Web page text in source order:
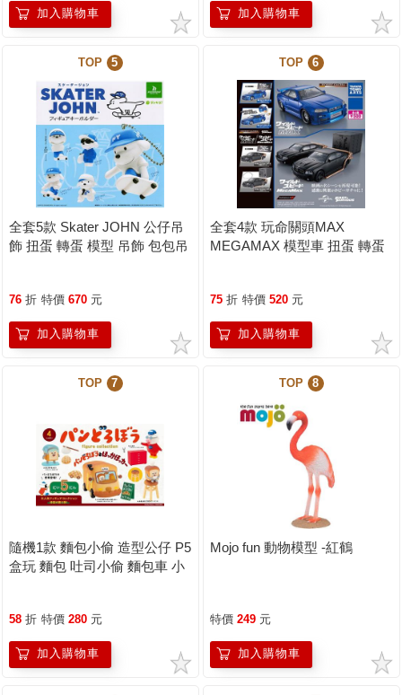
加入購物車 加入購物車
TOP 5
全套5款 Skater JOHN 公仔吊
飾 扭蛋 轉蛋 模型 吊飾 包包吊
76 折 特價 670 元
加入購物車
TOP 6
全套4款 玩命關頭MAX
MEGAMAX 模型車 扭蛋 轉蛋
75 折 特價 520 元
加入購物車
TOP 7
隨機1款 麵包小偷 造型公仔 P5
盒玩 麵包 吐司小偷 麵包車 小
58 折 特價 280 元
加入購物車
TOP 8
Mojo fun 動物模型 -紅鶴
特價 249 元
加入購物車